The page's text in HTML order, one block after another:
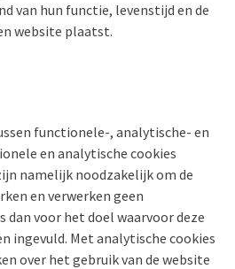
van hun functie, levenstijd en de
website plaatst.
functionele-, analytische- en
en analytische cookies
namelijk noodzakelijk om de
en verwerken geen
dan voor het doel waarvoor deze
ingevuld. Met analytische cookies
over het gebruik van de website